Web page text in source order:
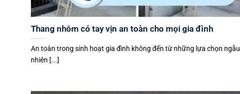
Thang nhôm có tay vịn an toàn cho mọi gia đình
An toàn trong sinh hoạt gia đình không đến từ những lựa chọn ngẫu
nhiên [...]